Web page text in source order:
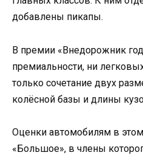
добавлены пикапы.
В премии «Внедорожник
премиальности, ни
только сочетание двух
колёсной базы и длины
Оценки автомобилям в
«Большое», в члены